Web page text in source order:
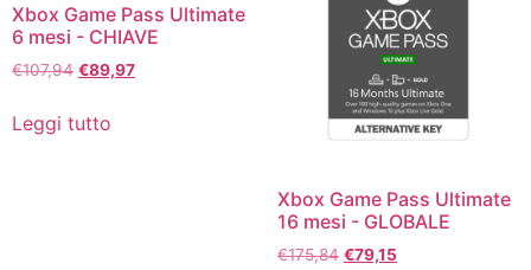
Xbox Game Pass Ultimate
6 mesi - CHIAVE
€107,94 €89,97
Leggi tutto
Xbox Game Pass Ultimate
16 mesi - GLOBALE
€175,84 €79,15